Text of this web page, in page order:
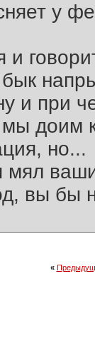
у
и
и при
мы
но...
мял
вы бы
«